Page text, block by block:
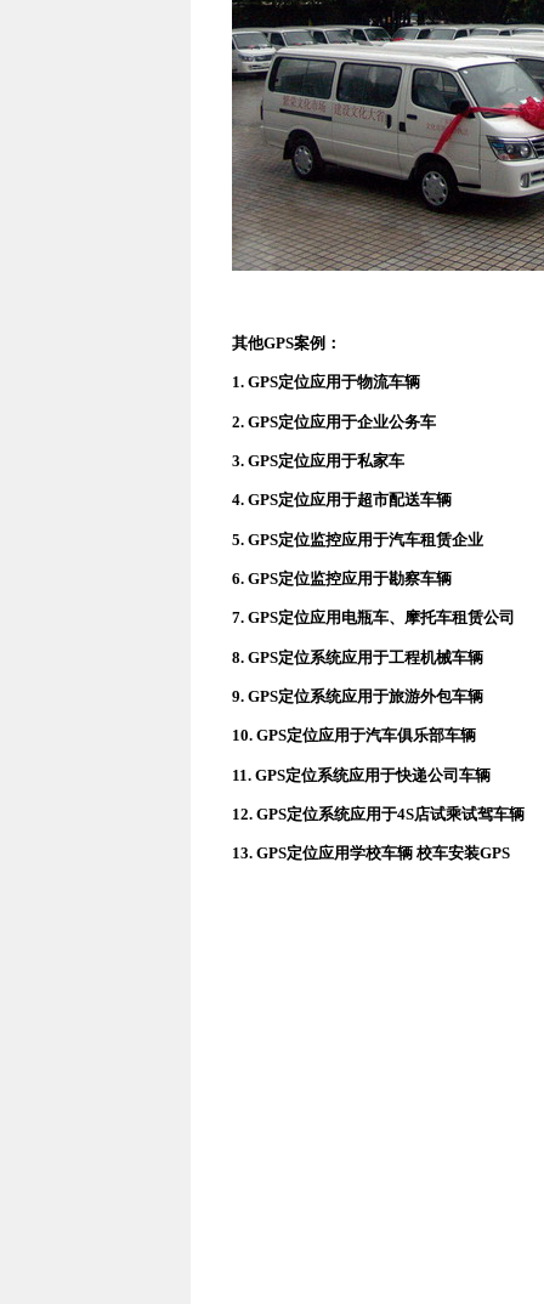
其他GPS案例：
1. GPS定位应用于物流车辆
2. GPS定位应用于企业公务车
3. GPS定位应用于私家车
4. GPS定位应用于超市配送车辆
5. GPS定位监控应用于汽车租赁企业
6. GPS定位监控应用于勘察车辆
7. GPS定位应用电瓶车、摩托车租赁公司
8. GPS定位系统应用于工程机械车辆
9. GPS定位系统应用于旅游外包车辆
10. GPS定位应用于汽车俱乐部车辆
11. GPS定位系统应用于快递公司车辆
12. GPS定位系统应用于4S店试乘试驾车辆
13. GPS定位应用学校车辆 校车安装GPS